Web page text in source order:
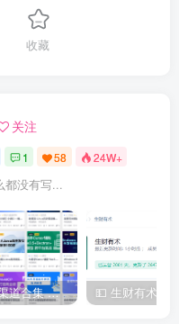
收藏
关注
1 58 24W+
都没有写...
IT类所有渠道合集 持续日更，目前近四千多条资源 年费用户微信私信获取权限